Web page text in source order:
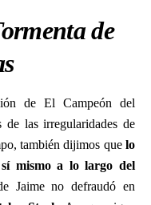
de
de El Campeón del
de las irregularidades de
también dijimos quelo
mismo a lo largo del
Jaime no defraudó en